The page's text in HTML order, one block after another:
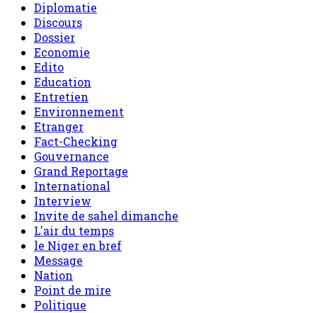
Diplomatie
Discours
Dossier
Economie
Edito
Education
Entretien
Environnement
Etranger
Fact-Checking
Gouvernance
Grand Reportage
International
Interview
Invite de sahel dimanche
L'air du temps
le Niger en bref
Message
Nation
Point de mire
Politique